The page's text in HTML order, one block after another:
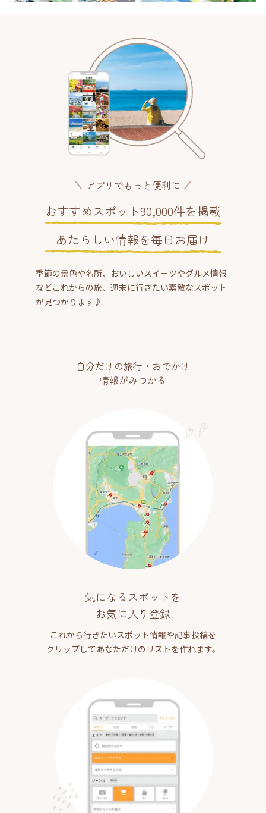
アプリでもっと便利に
おすすめスポット90,000件を掲載
あたらしい情報を毎日お届け
季節の景色や名所、おいしいスイーツやグルメ情報
などこれからの旅、週末に行きたい素敵なスポット
が見つかります♪
自分だけの旅行・おでかけ
情報がみつかる
気になるスポットを
お気に入り登録
これから行きたいスポット情報や記事投稿を
クリップしてあなただけのリストを作れます。